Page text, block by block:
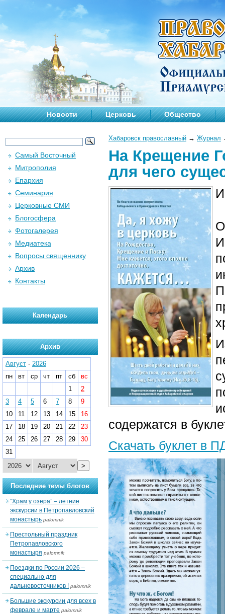
Новости Церковь Общество
Хабаровск православный → Журнал
На Крещение
для чего
содержатся в
Скачать буклет в
Самый Восточный
Митрополия
Епархия
Семинария
Церковные СМИ
Блогосфера
Фотогалерея
Медиатека
Вопросы священнику
Архив
Контакты
Календарь
Архив
Август - 2026
пн
вт ср чт пт сб
вс
1
2
3
4 5 6 7 8
9
10
11 12 13 14 15
16
17
18 19 20 21 22
23
24
25 26 27 28 29
30
31
>
Последние темы блогов
“Храм у озера” – летние
экскурсии в Петропавловский
монастырь palomnik
Престольный праздник
Петропавловского
монастыря palomnik
Поездки по России 2026 –
специально для
дальневосточников ! palomnik
Большие экскурсии для всех в
феврале и марте palomnik